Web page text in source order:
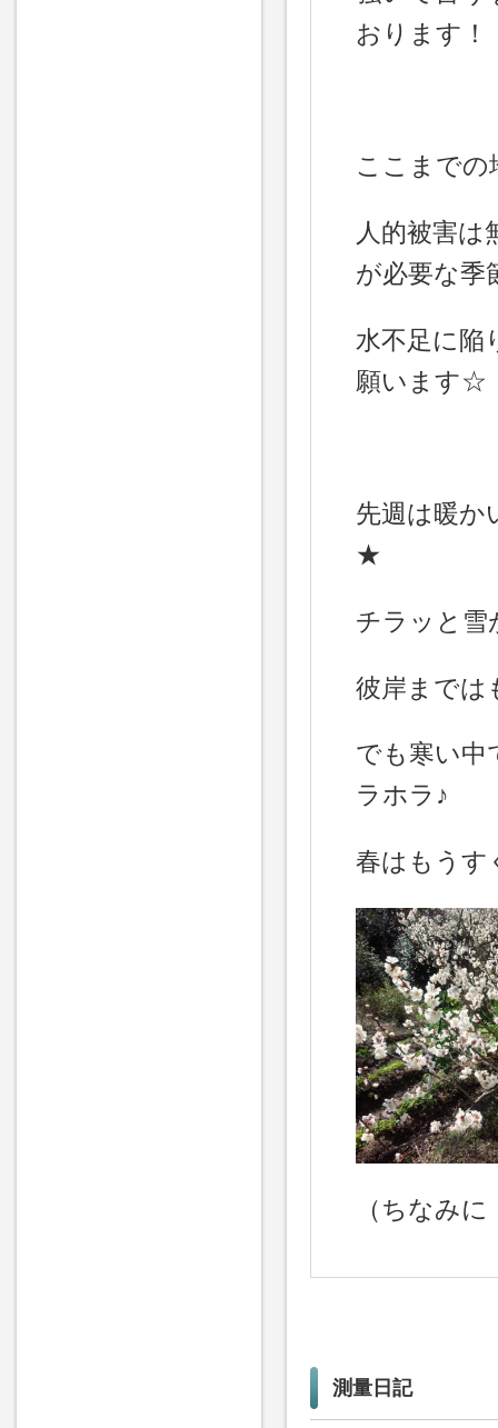
おります！
ここまでの
人的被害
が必要な季
水不足に陥
願います☆
先週は暖か
★
チラッと雪
彼岸までは
でも寒い中
ラホラ♪
春はもうす
（ちなみ
測量日記